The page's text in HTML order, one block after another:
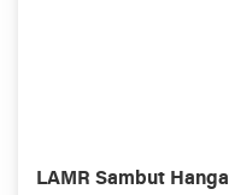
LAMR Sambut